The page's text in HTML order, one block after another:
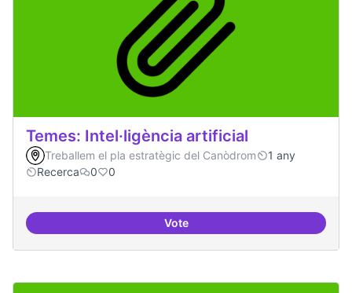
Temes: Intel·ligència artificial
Treballem el pla estratègic del Canòdrom
1 any
Recerca
0 0
VoteTemes: Intel·ligència artificial